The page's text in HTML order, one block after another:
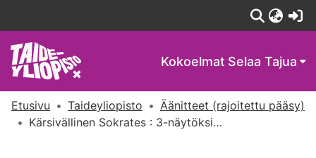
Kokoelmat Selaa Tajua
Etusivu Taideyliopisto
Äänitteet (rajoitettu pääsy)
Kärsivällinen Sokrates : 3-näytöksinen koominen ooppera = Den tålmodige Sokrates : komisk opera i 3 akter